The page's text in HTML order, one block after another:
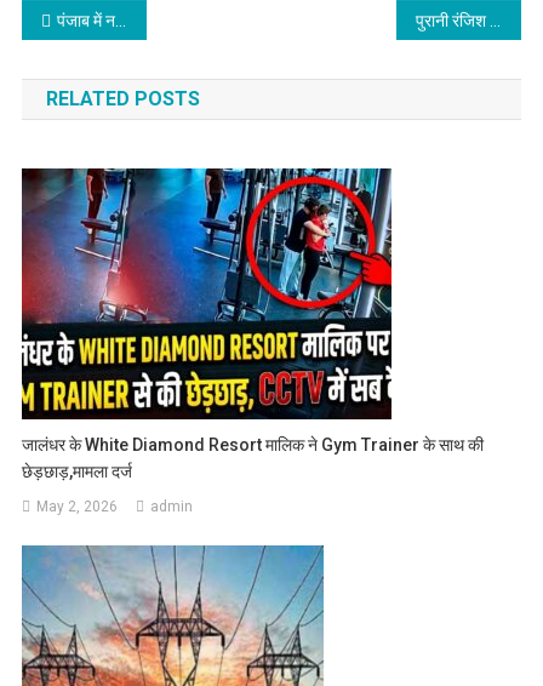
Post navigation
पंजाब में नई सरकार आने के बाद रिश्वतखोरी घटी नही बल्कि बढ़ी : सुरिंदर सिंह कैरो
RELATED POSTS
जालंधर के White Diamond Resort मालिक ने Gym Trainer के साथ की
छेड़छाड़,मामला दर्ज
May 2, 2026 admin